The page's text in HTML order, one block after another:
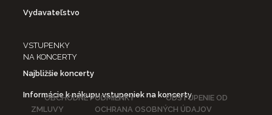
Vydavateľstvo
VSTUPENKY
NA KONCERTY
Najbližšie koncerty
Informácie k nákupu vstupeniek na koncerty
OBCHODNÉ PODMIENKY
ODSTÚPENIE OD
ZMLUVY
OCHRANA OSOBNÝCH ÚDAJOV